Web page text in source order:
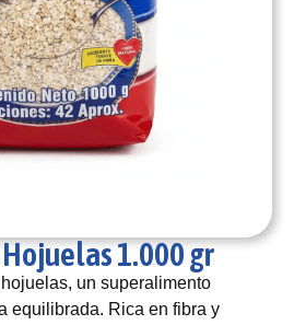
1.000 gr
un superalimento
equilibrada. Rica en fibra y